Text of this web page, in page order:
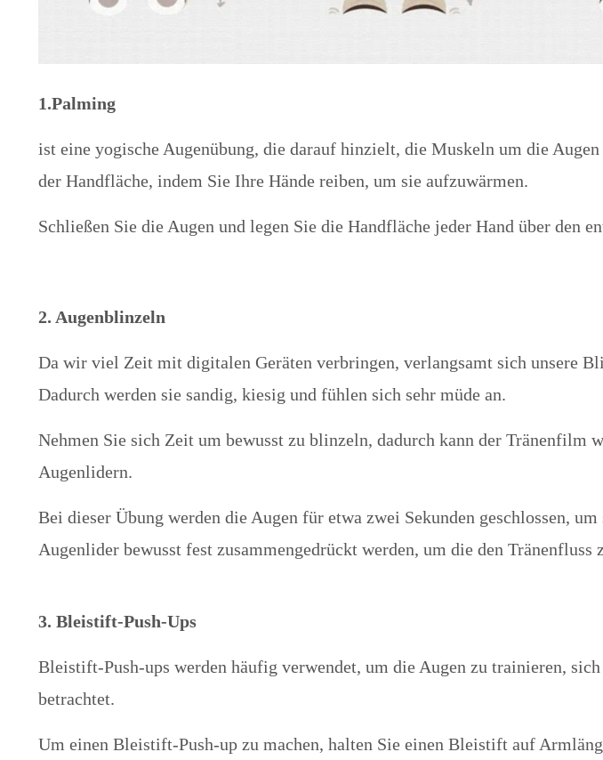
1.Palming
ist eine yogische Augenübung, die darauf hinzielt, die Muskeln um die
der Handfläche, indem Sie Ihre Hände reiben, um sie aufzuwärmen.
Schließen Sie die Augen und legen Sie die Handfläche jeder Hand über den
2. Augenblinzeln
Da wir viel Zeit mit digitalen Geräten verbringen, verlangsamt sich unsere
Dadurch werden sie sandig, kiesig und fühlen sich sehr müde an.
Nehmen Sie sich Zeit um bewusst zu blinzeln, dadurch kann der Tränenfilm
Augenlidern.
Bei dieser Übung werden die Augen für etwa zwei Sekunden geschlossen,
Augenlider bewusst fest zusammengedrückt werden, um die den
3. Bleistift-Push-Ups
Bleistift-Push-ups werden häufig verwendet, um die Augen zu trainieren,
betrachtet.
Um einen Bleistift-Push-up zu machen, halten Sie einen Bleistift auf